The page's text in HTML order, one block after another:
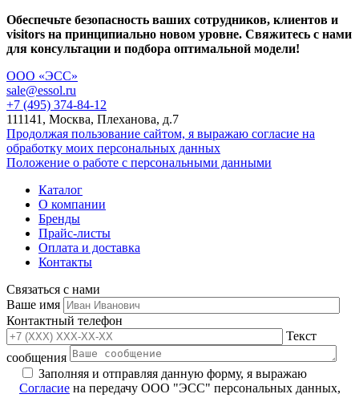
Обеспечьте безопасность ваших сотрудников, клиентов и
visitors на принципиально новом уровне. Свяжитесь с нами
для консультации и подбора оптимальной модели!
ООО «ЭСС»
sale@essol.ru
+7 (495) 374-84-12
111141, Москва, Плеханова, д.7
Продолжая пользование сайтом, я выражаю согласие на
обработку моих персональных данных
Положение о работе с персональными данными
Каталог
О компании
Бренды
Прайс-листы
Оплата и доставка
Контакты
Связаться с нами
Ваше имя
Контактный телефон
Текст
сообщения
Заполняя и отправляя данную форму, я выражаю
Согласие на передачу ООО "ЭСС" персональных данных,